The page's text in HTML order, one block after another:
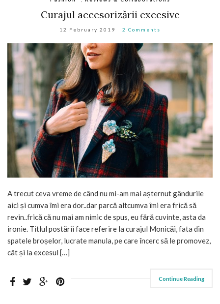
Curajul accesorizării excesive
12 February 2019 2 Comments
A trecut ceva vreme de când nu mi-am mai așternut gândurile
aici și cumva îmi era dor..dar parcă altcumva îmi era frică să
revin..frică că nu mai am nimic de spus, eu fără cuvinte, asta da
ironie. Titlul postării face referire la curajul Monicăi, fata din
spatele broșelor, lucrate manula, pe care încerc să le promovez,
cât și la excesul […]
Continue Reading